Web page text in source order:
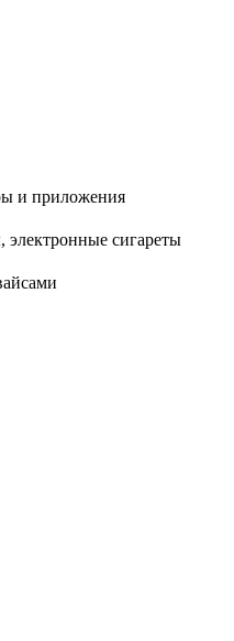
и приложения
сигареты